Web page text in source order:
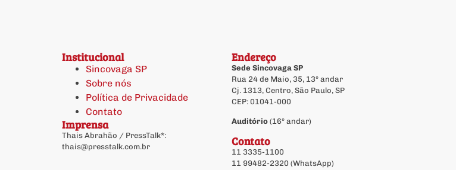
Institucional
Sincovaga SP
Sobre nós
Política de Privacidade
Contato
Imprensa
Thais Abrahão / PressTalk*:
thais@presstalk.com.br
Endereço
Sede Sincovaga SP
Rua 24 de Maio, 35, 13º andar
Cj. 1313, Centro, São Paulo, SP
CEP: 01041-000
Auditório (16º andar)
Contato
11 3335-1100
11 99482-2320 (WhatsApp)